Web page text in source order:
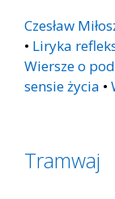
Czesław
• Liryka
Wiersze o
sensie życia •
Tramwaj